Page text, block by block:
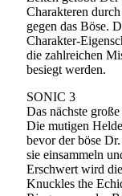
Charakteren
gegen das Böse.
Charakter-
die zahlreichen
besiegt werden.
SONIC 3
Das nächste
Die mutigen
bevor der böse
sie einsammeln
Erschwert wird
Knuckles the